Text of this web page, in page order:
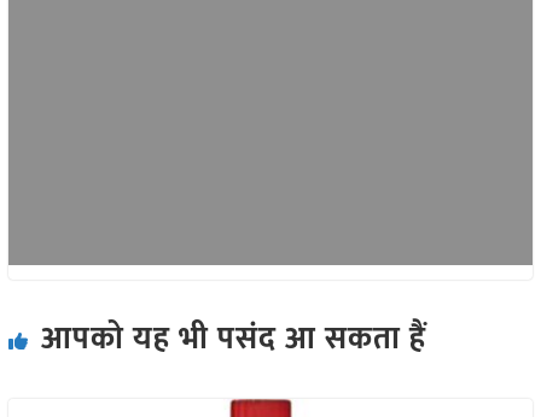
आपको यह भी पसंद आ सकता हैं